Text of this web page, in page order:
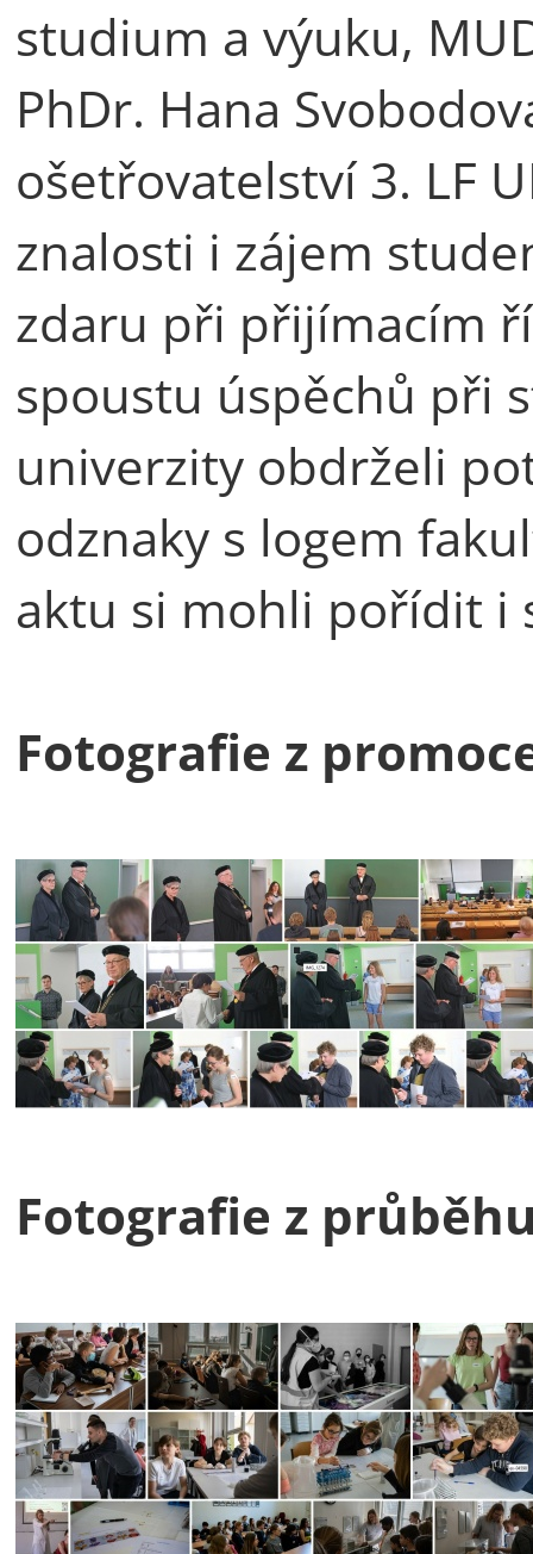
studium a výuku,
PhDr. Hana
ošetřovatelství 3. LF
znalosti i zájem
zdaru při přijímacím
spoustu úspěchů při
univerzity obdrželi
odznaky s logem
aktu si mohli pořídit i
Fotografie z
Fotografie z